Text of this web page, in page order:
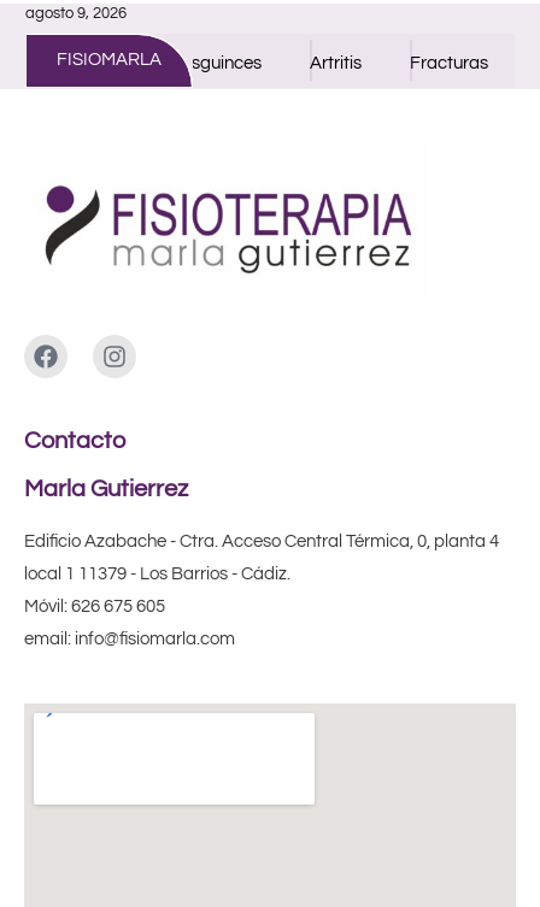
agosto 9, 2026
FISIOMARLA
Artrosis Esguinces Artritis Fracturas
Contacto
Marla Gutierrez
Edificio Azabache - Ctra. Acceso Central Térmica, 0, planta 4
local 1 11379 - Los Barrios - Cádiz.
Móvil: 626 675 605
email: info@fisiomarla.com